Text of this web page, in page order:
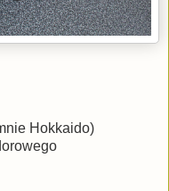
Hokkaido)